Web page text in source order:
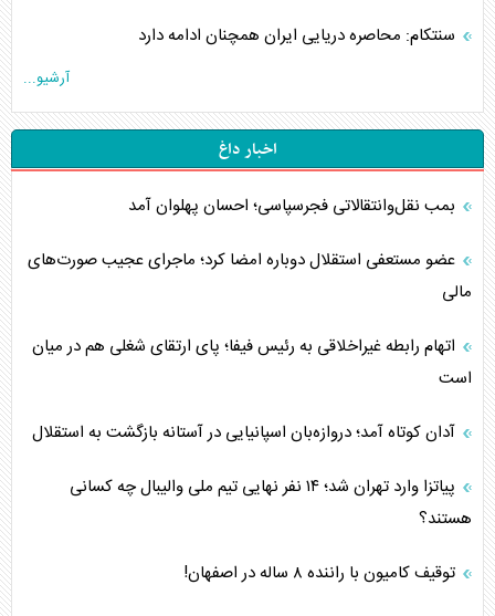
سنتکام: محاصره دریایی ایران همچنان ادامه دارد
آرشیو...
اخبار داغ
بمب نقل‌وانتقالاتی فجرسپاسی؛ احسان پهلوان آمد
عضو مستعفی استقلال دوباره امضا کرد؛ ماجرای عجیب صورت‌های
مالی
اتهام رابطه غیراخلاقی به رئیس فیفا؛ پای ارتقای شغلی هم در میان
است
آدان کوتاه آمد؛ دروازه‌بان اسپانیایی در آستانه بازگشت به استقلال
پیاتزا وارد تهران شد؛ ۱۴ نفر نهایی تیم ملی والیبال چه کسانی
هستند؟
توقیف کامیون با راننده ۸ ساله در اصفهان!